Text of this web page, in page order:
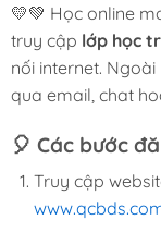
💛💚 Học online
truy cập lớp học
nối internet.
qua email, chat
🎈 Các bước
Truy cập